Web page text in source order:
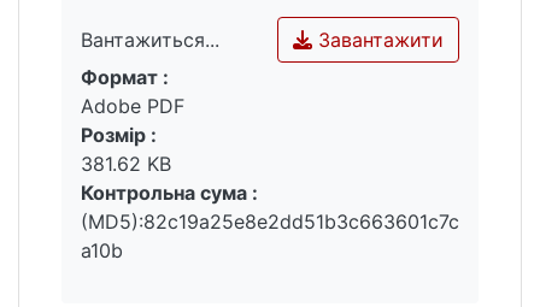
Вантажиться...
Вантажиться...
Завантажити
Формат :
Adobe PDF
Розмір :
381.62 KB
Контрольна сума :
(MD5):82c19a25e8e2dd51b3c663601c7c
a10b